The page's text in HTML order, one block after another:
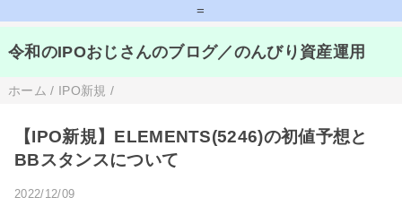
=
令和のIPOおじさんのブログ／のんびり資産運用
ホーム / IPO新規 /
【IPO新規】ELEMENTS(5246)の初値予想と
BBスタンスについて
2022/12/09